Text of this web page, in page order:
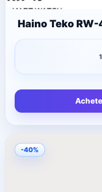
Haino Teko
-40%